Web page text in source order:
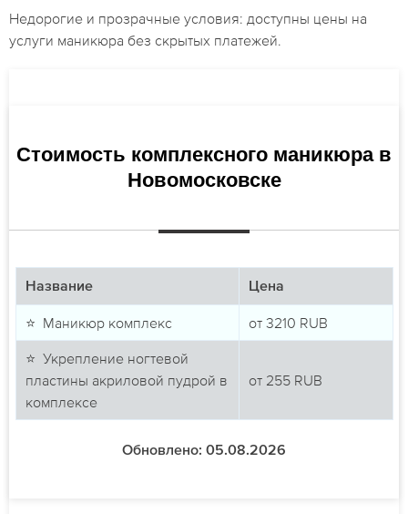
Недорогие и прозрачные условия: доступны цены на
услуги маникюра без скрытых платежей.
Стоимость комплексного маникюра в
Новомосковске
Название Цена
⭐ Маникюр комплекс от 3210 RUB
⭐ Укрепление ногтевой
пластины акриловой пудрой в
комплексе
от 255 RUB
Обновлено: 05.08.2026